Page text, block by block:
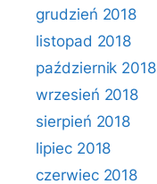
grudzień 2018
listopad 2018
październik 2018
wrzesień 2018
sierpień 2018
lipiec 2018
czerwiec 2018